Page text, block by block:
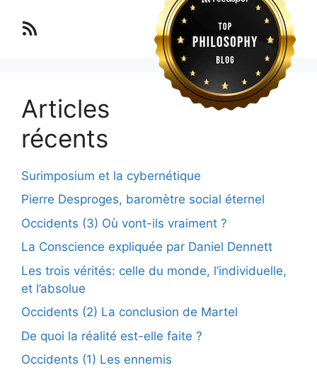
Lo blog Surimposium
Articles
récents
Surimposium et la cybernétique
Pierre Desproges, baromètre social éternel
Occidents (3) Où vont-ils vraiment ?
La Conscience expliquée par Daniel Dennett
Les trois vérités: celle du monde, l’individuelle,
et l’absolue
Occidents (2) La conclusion de Martel
De quoi la réalité est-elle faite ?
Occidents (1) Les ennemis